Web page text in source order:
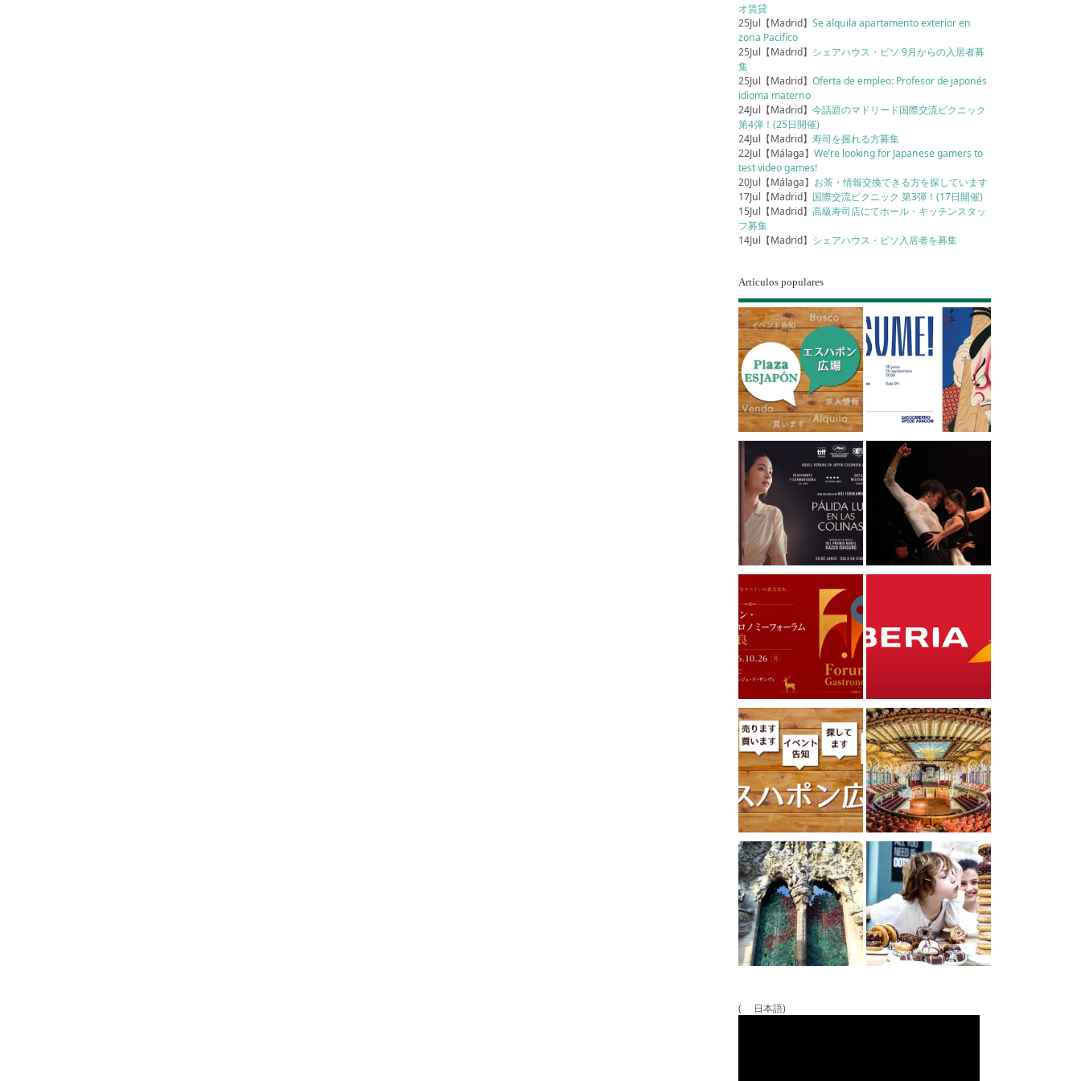
オ賃貸
25Jul【Madrid】Se alquila apartamento exterior en
zona Pacifico
25Jul【Madrid】 シェアハウス・ピソ 9月からの入居者募
集
25Jul【Madrid】Oferta de empleo: Profesor de japonés
idioma materno
24Jul【Madrid】今話題のマドリード国際交流ピクニック
第4弾！(25日開催)
24Jul【Madrid】寿司を握れる方募集
22Jul【Málaga】We’re looking for Japanese gamers to
test video games!
20Jul【Málaga】 お茶・情報交換できる方を探しています
17Jul【Madrid】 国際交流ピクニック 第3弾！(17日開催)
15Jul【Madrid】高級寿司店にてホール・キッチンスタッ
フ募集
14Jul【Madrid】 シェアハウス・ピソ入居者を募集
Artículos populares
( 日本語)